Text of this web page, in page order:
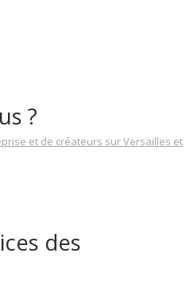
?
et de créateurs sur Versailles et
des